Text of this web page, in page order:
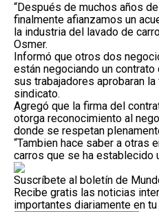
“Después de muchos años
finalmente afianzamos un
la industria del lavado de
Osmer.
Informó que otros dos
están negociando un
sus trabajadores aprobaran
sindicato.
Agregó que la firma del
otorga reconocimiento al
donde se respetan
“Tambien hace saber a otras
carros que se ha establecido
Suscríbete al boletín de
Recibe gratis las noticias
importantes diariamente en